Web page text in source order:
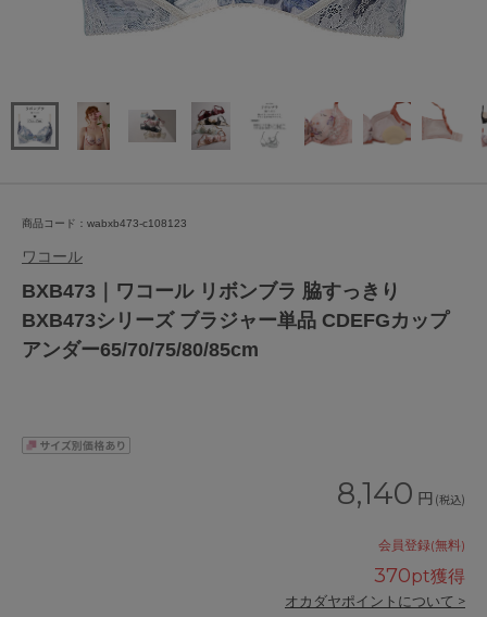
商品コード：wabxb473-c108123
ワコール
BXB473｜ワコール リボンブラ 脇すっきり
BXB473シリーズ ブラジャー単品 CDEFGカップ
アンダー65/70/75/80/85cm
8,140 円 (税込)
会員登録(無料)
370pt獲得
オカダヤポイントについて >